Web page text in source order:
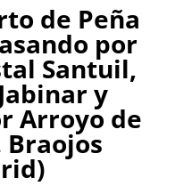
de Peña
por
Santuil,
y
Arroyo de
Braojos